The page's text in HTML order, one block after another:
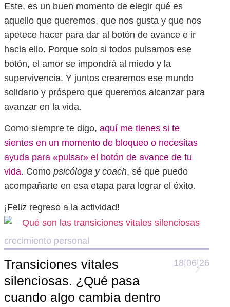
Este, es un buen momento de elegir qué es
aquello que queremos, que nos gusta y que nos
apetece hacer para dar al botón de avance e ir
hacia ello. Porque solo si todos pulsamos ese
botón, el amor se impondrá al miedo y la
supervivencia. Y juntos crearemos ese mundo
solidario y próspero que queremos alcanzar para
avanzar en la vida.
Como siempre te digo, aquí me tienes si te
sientes en un momento de bloqueo o necesitas
ayuda para «pulsar» el botón de avance de tu
vida. Como psicóloga y coach, sé que puedo
acompañarte en esa etapa para lograr el éxito.
¡Feliz regreso a la actividad!
crecimiento personal
18|06|26
Transiciones vitales
silenciosas. ¿Qué pasa
cuando algo cambia dentro